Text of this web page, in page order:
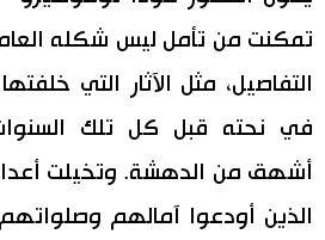
تمكنت من تأمل ليس شكله
التفاصيل، مثل الآثار التي
في نحته قبل كل تلك
أشهق من الدهشة. وتخيلت
الذين أودعوا آمالهم